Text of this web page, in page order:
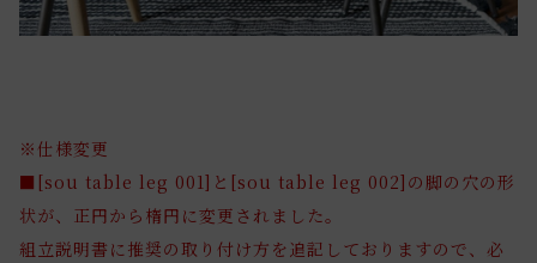
※仕様変更
■[sou table leg 001]と[sou table leg 002]の脚の穴の形
状が、正円から楕円に変更されました。
組立説明書に推奨の取り付け方を追記しておりますので、必